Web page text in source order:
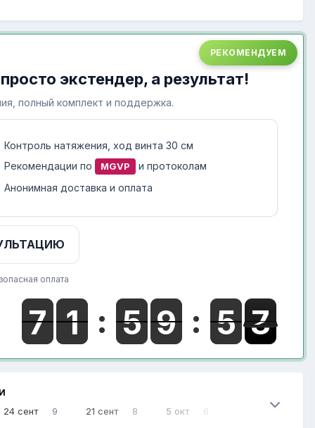
РЕКОМЕНДУЕМ
экстендер, а результат!
полный комплект и поддержка.
Контроль натяжения, ход винта 30 см
Рекомендации по MGVP
и протоколам
Анонимная доставка и оплата
оплата
24 сент 9 21 сент 8 5 окт 6